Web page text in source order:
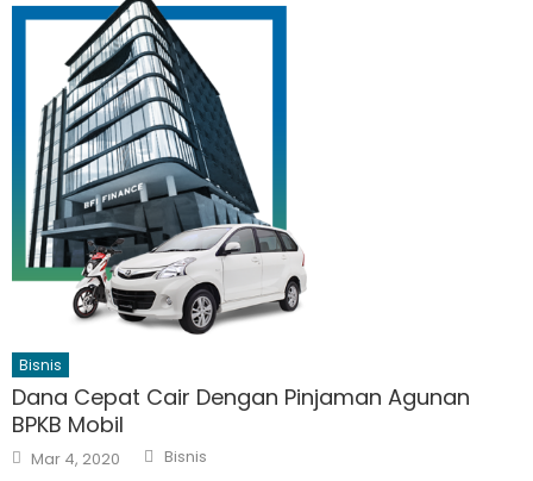
Bisnis
Dana Cepat Cair Dengan Pinjaman Agunan
BPKB Mobil
Posted
on
Mar 4, 2020 Author
Bisnis